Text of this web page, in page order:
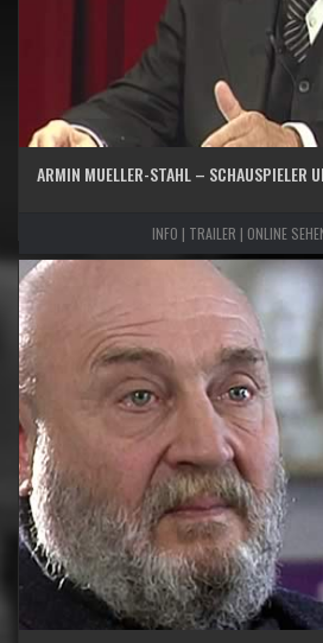
ARMIN MUELLER-STAHL – SCHAUSPIELER
INFO | TRAILER | ONLINE